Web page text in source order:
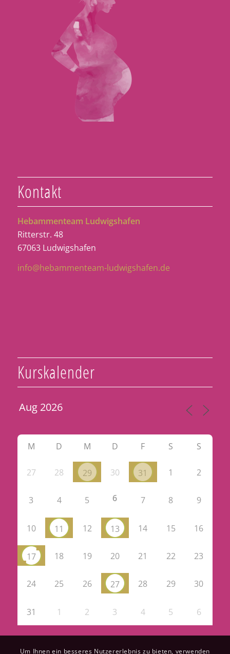
Kontakt
Hebammenteam Ludwigshafen
Ritterstr. 48
67063 Ludwigshafen
info@hebammenteam-ludwigshafen.de
Kurskalender
M D M D F S S
27 28 29 30 31 1 2
3 4 5 6 7 8 9
10 11 12 13 14 15 16
17 18 19 20 21 22 23
24 25 26 27 28 29 30
31 1 2 3 4 5 6
Um Ihnen ein besseres Nutzererlebnis zu bieten, verwenden